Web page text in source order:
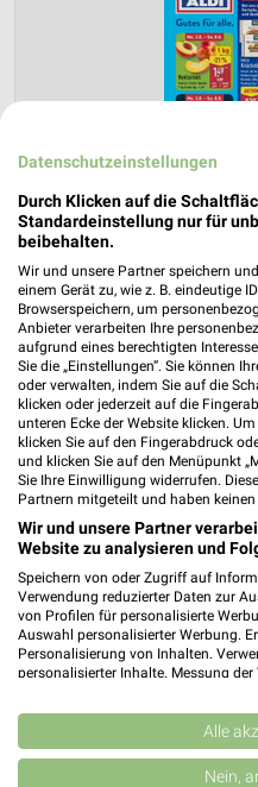
ALDI Nord
Mo. den 03.08.
Gültig von 03. Aug. bis 08.
📅 Kalendereintrag erstellen
Datenschutzeinstellungen
Durch Klicken auf die
Standardeinstellung nur für
beibehalten.
Wir und unsere Partner speichern
einem Gerät zu, wie z. B. eindeutige
Browserspeichern, um
Anbieter verarbeiten Ihre
aufgrund eines berechtigten
Sie die „Einstellungen“. Sie können
oder verwalten, indem Sie auf die
klicken oder jederzeit auf die
unteren Ecke der Website klicken.
klicken Sie auf den Fingerabdruck
und klicken Sie auf den Menüpunkt
Sie Ihre Einwilligung widerrufen.
Partnern mitgeteilt und haben
Wir und unsere Partner
Website zu analysieren und
Speichern von oder Zugriff auf
Verwendung reduzierter Daten zur
von Profilen für personalisierte
Auswahl personalisierter Werbung.
Personalisierung von Inhalten.
personalisierter Inhalte. Messung
Kombinationen von Daten aus
Verbesserung der Angebote.
von Inhalten.
Daten können außerhalb der
Alle
Nein,